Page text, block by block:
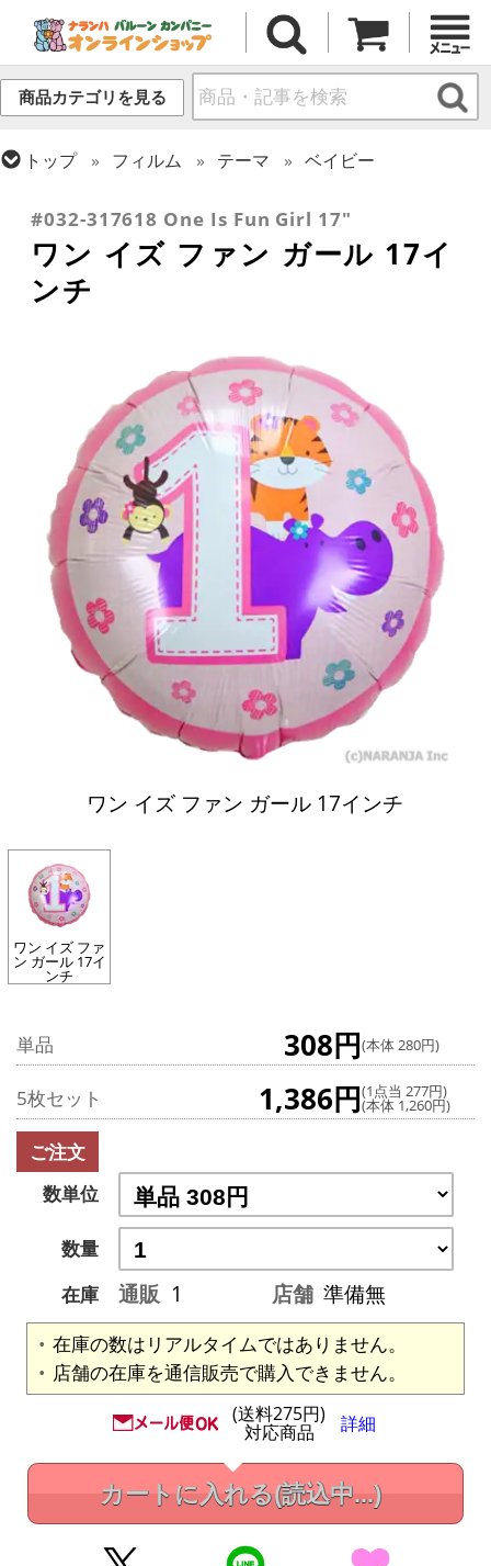
商品カテゴリを見る
トップ フィルム テーマ
ベイビー
#032-317618 One Is Fun Girl 17"
ワン イズ ファン ガール 17イ
ンチ
ワン イズ ファン ガール 17インチ
ワン イズ ファ
ン ガール 17イ
ンチ
単品 308円(本体 280円)
5枚セット 1,386円(1点当 277円)
(本体 1,260円)
ご注文
数単位
数量
在庫
通販 1 店舗 準備無
在庫の数はリアルタイムではありません。
店舗の在庫を通信販売で購入できません。
(送料275円)
対応商品 詳細
カートに入れる(読込中...)